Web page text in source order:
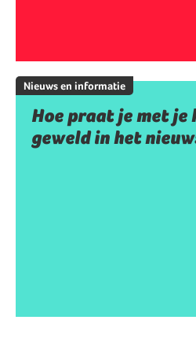
Nieuws en informatie
Hoe praat je met je
geweld in het